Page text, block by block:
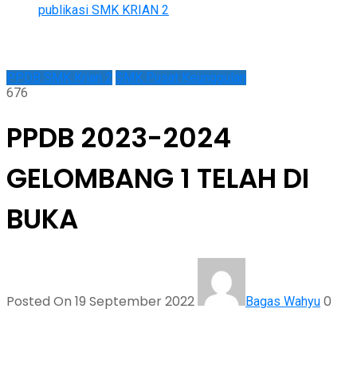
publikasi SMK KRIAN 2
PPDB SMK Krian 2 SMK Pusat Keunggulan
676
PPDB 2023-2024
GELOMBANG 1 TELAH DI
BUKA
Posted On 19 September 2022 Bagas Wahyu 0